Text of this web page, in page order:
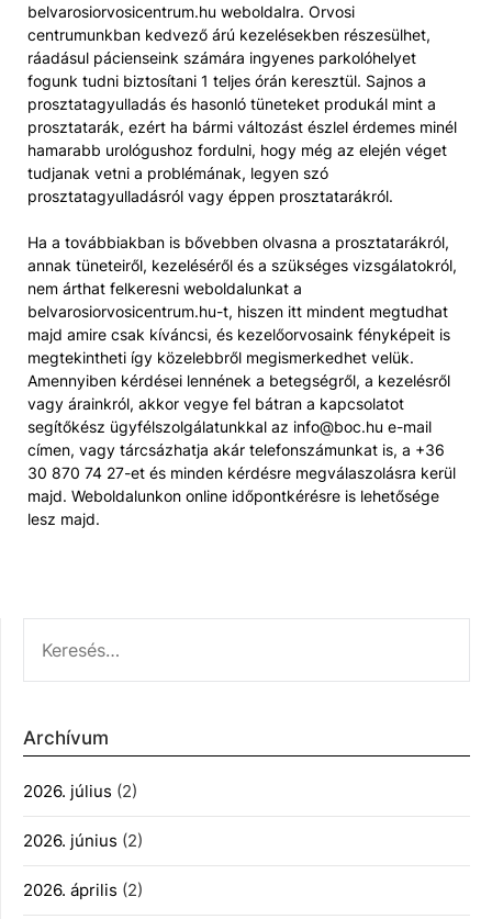
belvarosiorvosicentrum.hu weboldalra. Orvosi
centrumunkban kedvező árú kezelésekben részesülhet,
ráadásul pácienseink számára ingyenes parkolóhelyet
fogunk tudni biztosítani 1 teljes órán keresztül. Sajnos a
prosztatagyulladás és hasonló tüneteket produkál mint a
prosztatarák, ezért ha bármi változást észlel érdemes minél
hamarabb urológushoz fordulni, hogy még az elején véget
tudjanak vetni a problémának, legyen szó
prosztatagyulladásról vagy éppen prosztatarákról.
Ha a továbbiakban is bővebben olvasna a prosztatarákról,
annak tüneteiről, kezeléséről és a szükséges vizsgálatokról,
nem árthat felkeresni weboldalunkat a
belvarosiorvosicentrum.hu-t, hiszen itt mindent megtudhat
majd amire csak kíváncsi, és kezelőorvosaink fényképeit is
megtekintheti így közelebbről megismerkedhet velük.
Amennyiben kérdései lennének a betegségről, a kezelésről
vagy árainkról, akkor vegye fel bátran a kapcsolatot
segítőkész ügyfélszolgálatunkkal az info@boc.hu e-mail
címen, vagy tárcsázhatja akár telefonszámunkat is, a +36
30 870 74 27-et és minden kérdésre megválaszolásra kerül
majd. Weboldalunkon online időpontkérésre is lehetősége
lesz majd.
Archívum
2026. július (2)
2026. június (2)
2026. április (2)